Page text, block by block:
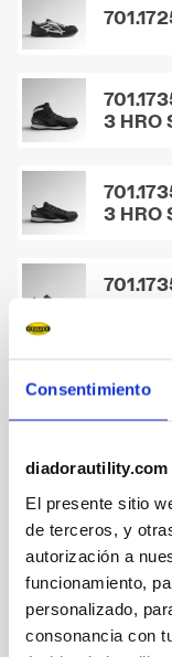
Consentimiento
El presente sitio
de terceros, y
autorización a
funcionamiento,
personalizado,
consonancia con
3 HRO
3 HRO
RO
SRC